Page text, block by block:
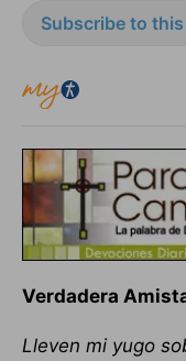
Subscribe to
Verdadera
Lleven mi yugo